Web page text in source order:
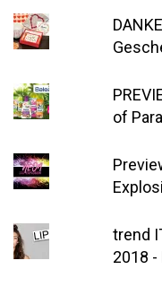
of
trend
2018 -